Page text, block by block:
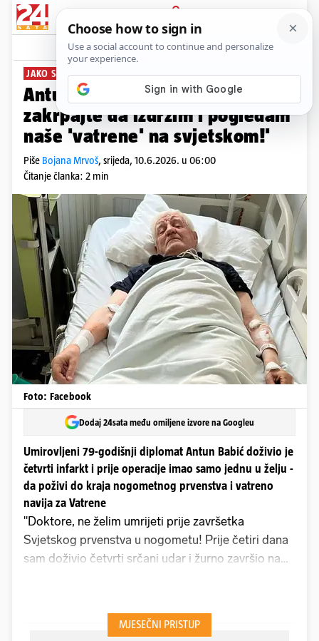
PRIJAVA
News Komentari
JAKO SRCE ZA 'VATRENE' PLUS+
Antun: 'Doktore, samo me
zakrpajte da izdržim i pogledam
naše 'vatrene' na svjetskom!'
Piše Bojana Mrvoš, srijeda, 10.6.2026. u 06:00
Čitanje članka: 2 min
Foto: Facebook
Dodaj 24sata među omiljene izvore na Googleu
Umirovljeni 79-godišnji diplomat Antun Babić doživio je
četvrti infarkt i prije operacije imao samo jednu u želju -
da poživi do kraja nogometnog prvenstva i vatreno
navija za Vatrene
"Doktore, ne želim umrijeti prije završetka
Svjetskog prvenstva u nogometu! Prije četiri dana
sam doživio četvrti srčani udar i žurno završio na
prođe Svjetsko", napisao je na društvenim
mrežama 79-godišnji Antun Babić iz Zagreba, naš